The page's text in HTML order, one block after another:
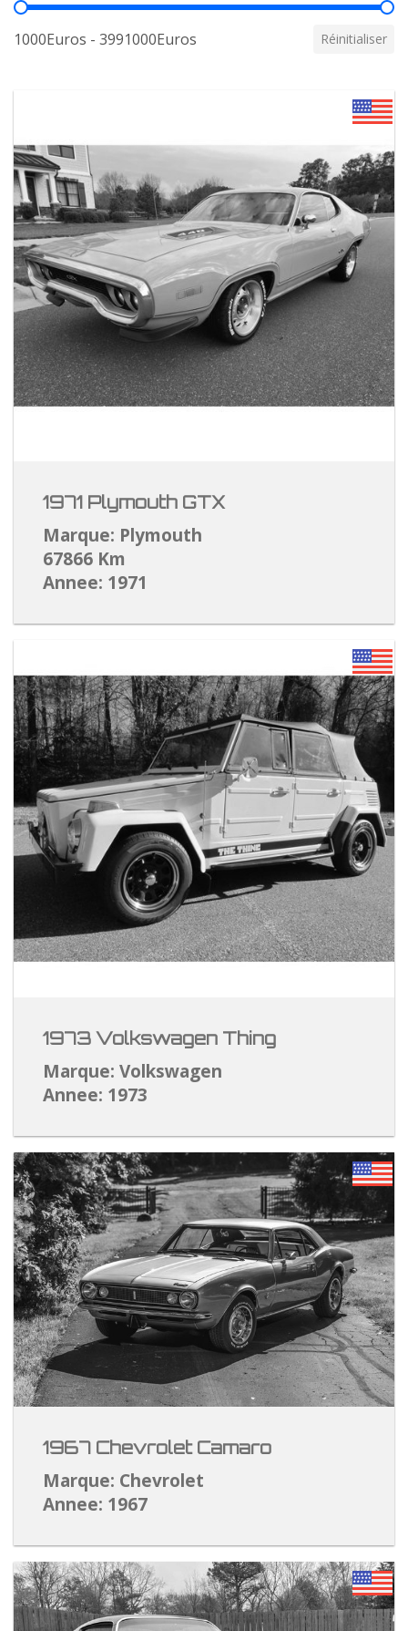
Prix
1000Euros - 3991000Euros Réinitialiser
1971 Plymouth GTX
Marque: Plymouth
67866 Km
Annee: 1971
1973 Volkswagen Thing
Marque: Volkswagen
Annee: 1973
1967 Chevrolet Camaro
Marque: Chevrolet
Annee: 1967